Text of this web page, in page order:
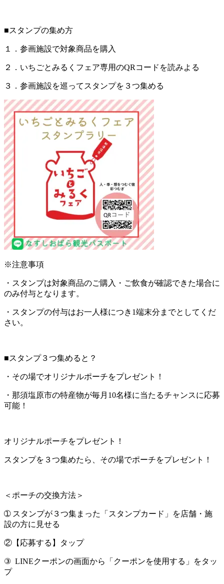
■スタンプの集め方
１．参画施設で対象商品を購入
２．いちごとみるくフェア専用のQRコードを読みよる
３．参画施設を巡ってスタンプを３つ集める
※注意事項
・スタンプは対象商品のご購入・ご飲食が確認できた場合に
のみ付与となります。
・スタンプの付与はお一人様につき1端末分までとしてくだ
さい。
■スタンプ３つ集めると？
・その場でオリジナルポーチをプレゼント！
・那須塩原市の特産物が毎月10名様に当たるチャンスに応募
可能！
オリジナルポーチをプレゼント！
スタンプを３つ集めたら、その場でポーチをプレゼント！
＜ポーチの交換方法＞
➀ スタンプが３つ集まった「スタンプカード」を店舗・施
設の方に見せる
②【応募する】タップ
③ LINEクーポンの画面から「クーポンを使用する」をタッ
プ